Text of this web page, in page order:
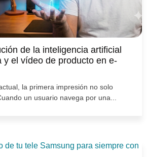
de la inteligencia artificial
y el vídeo de producto en e-
la primera impresión no solo
un usuario navega por una...